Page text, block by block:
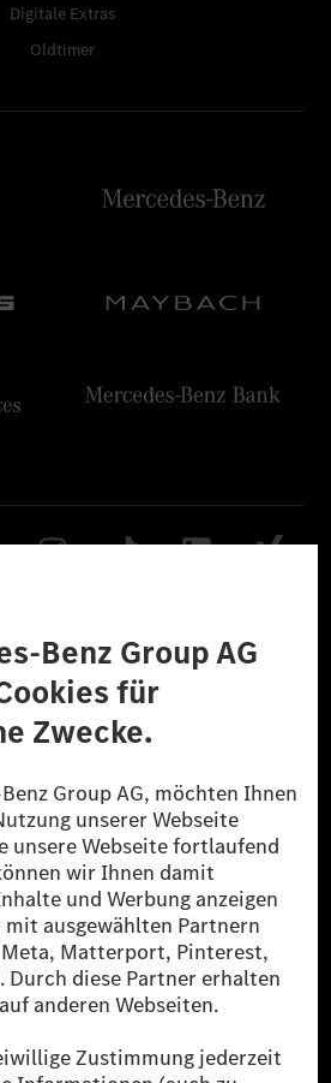
Digitale Extras
Oldtimer
Dritter Barrierefreiheit
AG. Alle Rechte vorbehalten.
dass nicht vermiedene oder nicht
der Mercedes-Benz Group durch
kompensiert werden.
integraler Bestandteil von MB.CHARGE
und China. Sofern an der jeweiligen
aus erneuerbaren Energien vorliegt,
Grünstromzertifikate*. Diese stellen
über MB.CHARGE Public eine äquivalente
Energien ins Stromnetz eingespeist wird.